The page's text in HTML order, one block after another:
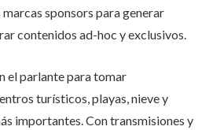
sponsors para generar
contenidos ad-hoc y exclusivos.
el parlante para tomar
turísticos, playas, nieve y
importantes. Con transmisiones y